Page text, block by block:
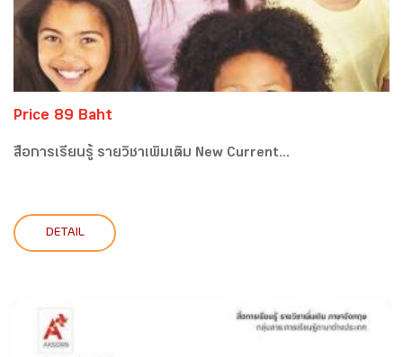
Price 89 Baht
สื่อการเรียนรู้ รายวิชาเพิ่มเติม New Current...
DETAIL